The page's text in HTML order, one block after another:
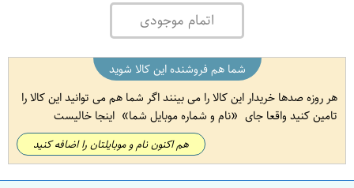
اتمام موجودی
شما هم فروشنده این کالا شوید
هر روزه صدها خریدار این کالا را می بینند اگر شما هم می توانید این کالا را
تامین کنید واقعا جای
نام و شماره موبایل شما اینجا خالیست
هم اکنون نام و موبایلتان را اضافه کنید